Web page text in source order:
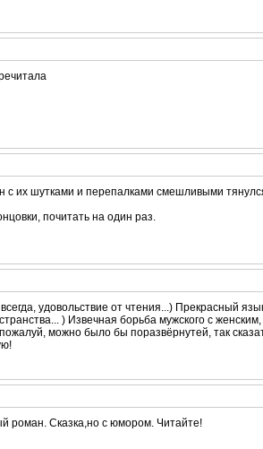
с их шутками и перепалками смешливыми
почитать на один раз.
всегда, удовольствие от чтения...) Прекрасный
) Извечная борьба мужского с
можно было бы поразвёрнутей, так
роман. Сказка,но с юмором. Читайте!